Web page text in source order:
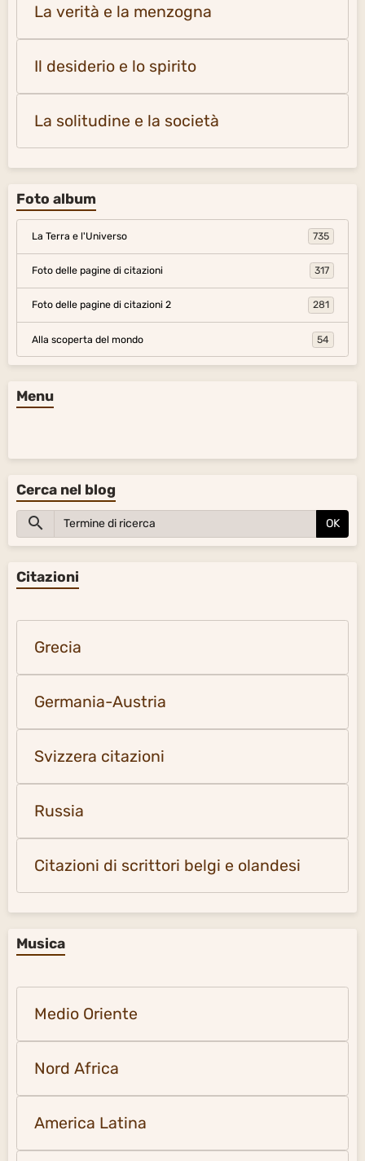
La verità e la menzogna
Il desiderio e lo spirito
La solitudine e la società
Foto album
La Terra e l'Universo 735
Foto delle pagine di citazioni 317
Foto delle pagine di citazioni 2 281
Alla scoperta del mondo 54
Menu
Cerca nel blog
OK
Citazioni
Grecia
Germania-Austria
Svizzera citazioni
Russia
Citazioni di scrittori belgi e olandesi
Musica
Medio Oriente
Nord Africa
America Latina